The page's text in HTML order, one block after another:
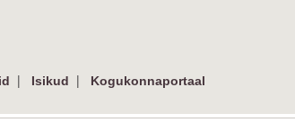
| Isikud |
Kogukonnaportaal